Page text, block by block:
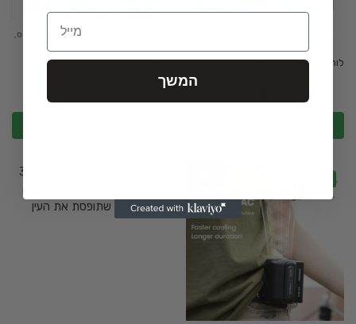
לוח כדורסל לילדים – מתקפל, תלוי על
מתנות גיוס,מתנות לבוס,
לוח שכיבות שמיכה רב תכליתי
Email
המשך